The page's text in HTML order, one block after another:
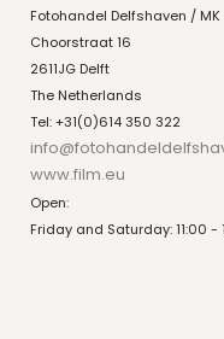
Fotohandel Delfshaven /
Choorstraat 16
2611JG Delft
The Netherlands
Tel: +31(0)614 350 322
www.film.eu
Open:
Friday and Saturday: 11:00 -